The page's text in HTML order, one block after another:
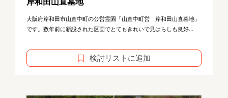
大阪府岸和田市山直中町の公営霊園「山直中町営 岸和田山直墓地」
です。数年前に新設された区画でとてもきれいで見はらしも良好...
検討リストに追加